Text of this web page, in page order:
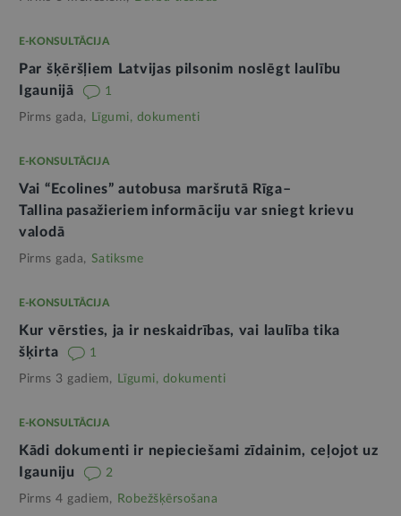
E-KONSULTĀCIJA
Par šķēršļiem Latvijas pilsonim noslēgt laulību
Igaunijā
1
Pirms gada, Līgumi, dokumenti
E-KONSULTĀCIJA
Vai “Ecolines” autobusa maršrutā Rīga–
Tallina pasažieriem informāciju var sniegt krievu
valodā
Pirms gada, Satiksme
E-KONSULTĀCIJA
Kur vērsties, ja ir neskaidrības, vai laulība tika
šķirta
1
Pirms 3 gadiem, Līgumi, dokumenti
E-KONSULTĀCIJA
Kādi dokumenti ir nepieciešami zīdainim, ceļojot uz
Igauniju
2
Pirms 4 gadiem, Robežšķērsošana